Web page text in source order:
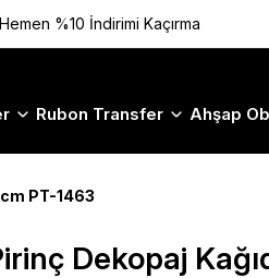
%10 İndirimi Kaçırma
Rubon Transfer Ahşap
PT-1463
Dekopaj